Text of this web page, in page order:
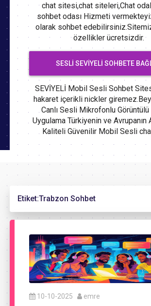
chat sitesi,chat siteleri,Chat
sohbet odası Hizmeti
olarak sohbet
özellikler ücretsizdir.
SESLI SEVIYELI SOHBETE
SEVİYELİ Mobil Sesli Sohbet
hakaret içerikli nickler
Canlı Sesli Mikrofonlu
Uygulama Türkiyenin ve Avrupanın
Kaliteli Güvenilir Mobil Sesli
Etiket:Trabzon Sohbet
10-10-2025 emre